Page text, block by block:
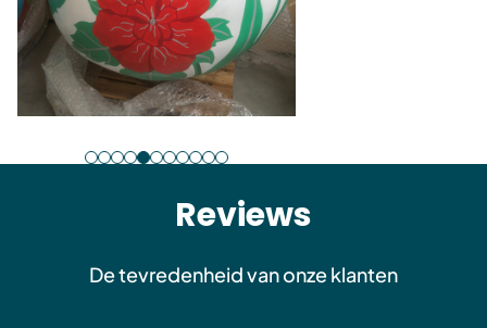
Reviews
De tevredenheid van onze klanten